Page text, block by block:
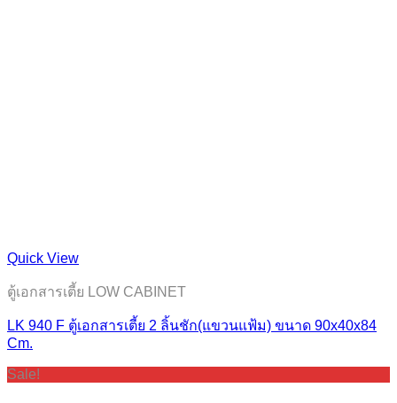
Quick View
ตู้เอกสารเตี้ย LOW CABINET
LK 940 F ตู้เอกสารเตี้ย 2 ลิ้นชัก(แขวนแฟ้ม) ขนาด 90x40x84
Cm.
Sale!